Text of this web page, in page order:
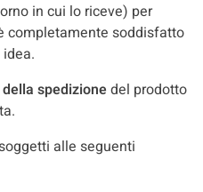
in cui lo riceve) per
completamente soddisfatto
spedizione del prodotto
alle seguenti